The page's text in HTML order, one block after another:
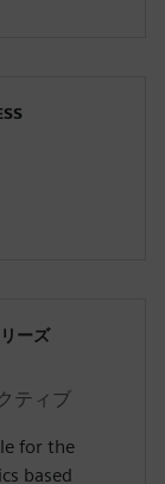
ーズ
ティブ
for the
based